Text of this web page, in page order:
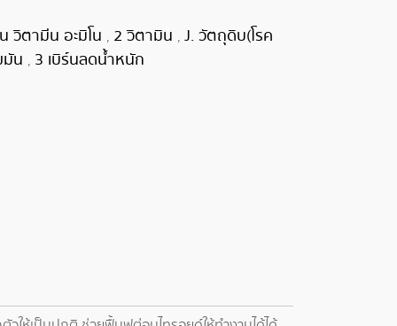
วิตามีน อะมิโน , 2 วิตามิน , J. วัตถุดิบ(โรค
มัน , 3 เบิร์นลดน้ำหนัก